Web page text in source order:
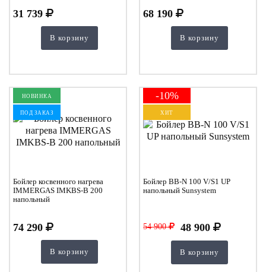
31 739
В корзину
68 190
В корзину
НОВИНКА
ПОД ЗАКАЗ
Бойлер косвенного нагрева
IMMERGAS IMKBS-B 200
напольный
74 290
В корзину
-10%
ХИТ
Бойлер BB-N 100 V/S1 UP
напольный Sunsystem
54 900 48 900
В корзину